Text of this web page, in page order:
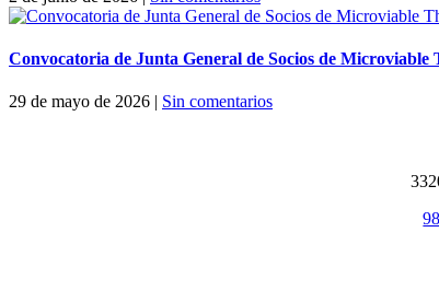
Convocatoria de Junta General de Socios de Microviable
29 de mayo de 2026 | Sin comentarios